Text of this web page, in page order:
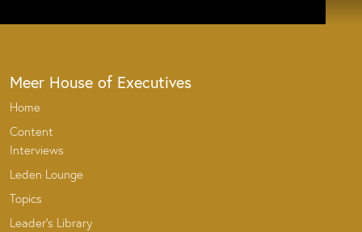
Meer House of Executives
Home
Content
Interviews
Leden Lounge
Topics
Leader’s Library